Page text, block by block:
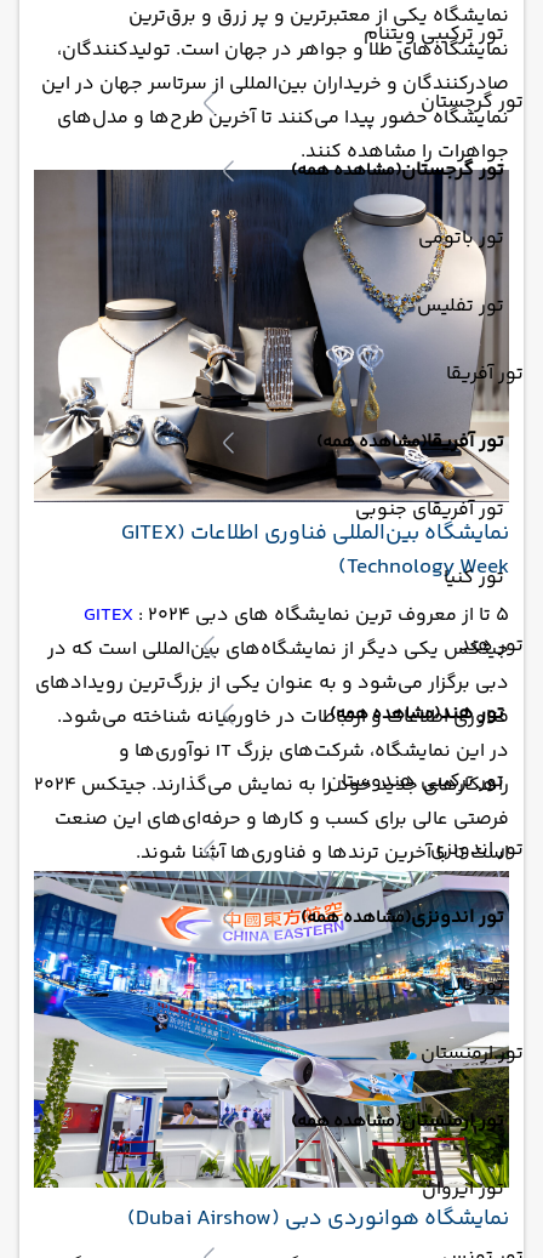
تور ترکیبی ویتنام
تور گرجستان
تور گرجستان(مشاهده همه)
تور باتومی
تور تفلیس
تور آفریقا
تور آفریقا(مشاهده همه)
تور آفریقای جنوبی
تور کنیا
تور هند
تور هند(مشاهده همه)
تور ترکیبی هندوستان
تور اندونزی
تور اندونزی(مشاهده همه)
تور بالی
تور ارمنستان
تور ارمنستان(مشاهده همه)
تور ایروان
نمایشگاه یکی از معتبرترین و پر زرق و برق‌ترین
نمایشگاه‌های طلا و جواهر در جهان است. تولید‌کنندگان،
صادرکنندگان و خریداران بین‌المللی از سرتاسر جهان در این
نمایشگاه حضور پیدا می‌کنند تا آخرین طرح‌ها و مدل‌های
جواهرات را مشاهده کنند.
‏نمایشگاه بین‌المللی فناوری اطلاعات (GITEX
Technology Week)
5 تا از معروف ترین نمایشگاه های دبی 2024 :
GITEX
جیتکس یکی دیگر از نمایشگاه‌های بین‌المللی است که در
دبی برگزار می‌شود و به عنوان یکی از بزرگ‌ترین رویدادهای
فناوری اطلاعات و ارتباطات در خاورمیانه شناخته می‌شود.
در این نمایشگاه، شرکت‌های بزرگ IT نوآوری‌ها و
راهکارهای جدید خود را به نمایش می‌گذارند. جیتکس 2024
فرصتی عالی برای کسب و کارها و حرفه‌ای‌های این صنعت
است تا با آخرین ترندها و فناوری‌ها آشنا شوند.
‏نمایشگاه هوانوردی دبی (Dubai Airshow)